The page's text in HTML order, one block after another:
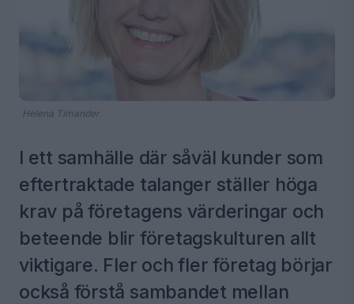
Helena Timander
I ett samhälle där såväl kunder som
eftertraktade talanger ställer höga
krav på företagens värderingar och
beteende blir företagskulturen allt
viktigare. Fler och fler företag börjar
också förstå sambandet mellan